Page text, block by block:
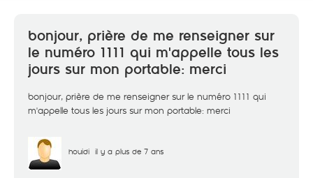
bonjour, prière de me renseigner sur
le numéro 1111 qui m'appelle tous les
jours sur mon portable: merci
bonjour, prière de me renseigner sur le numéro 1111 qui
m'appelle tous les jours sur mon portable: merci
houidi il y a plus de 7 ans